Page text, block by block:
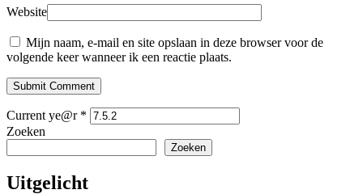
Website
Mijn naam, e-mail en site opslaan in deze browser voor de
volgende keer wanneer ik een reactie plaats.
Submit Comment
Current ye@r *
Zoeken
Zoeken
Uitgelicht